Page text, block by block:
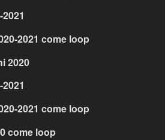
2021 come loop
2020
2021 come loop
come loop